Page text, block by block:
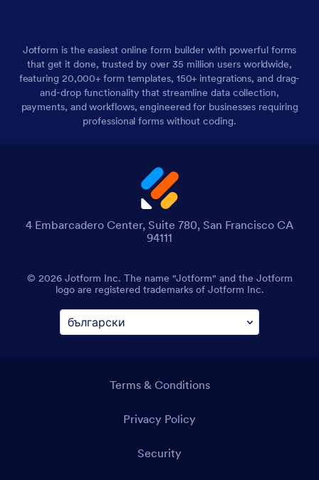
Jotform is the easiest online form builder with powerful forms
that get it done, trusted by over 35 million users worldwide,
featuring 20,000+ form templates, 150+ integrations, and drag-
and-drop functionality that streamline data collection,
payments, and workflows, engineered for businesses requiring
professional forms without coding.
4 Embarcadero Center, Suite 780, San Francisco CA
94111
© 2026 Jotform Inc. The name "Jotform" and the Jotform
logo are registered trademarks of Jotform Inc.
Terms & Conditions
Privacy Policy
Security